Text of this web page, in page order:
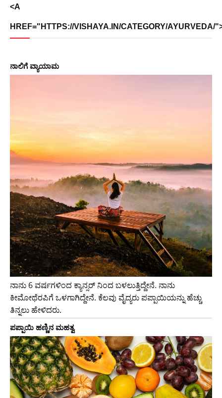
<A
HREF="HTTPS://VISHAYA.IN/CATEGORY/
ನಾಲಿಗೆ ವ್ಯಾಯಾಮ
ನಾನು 6 ವರ್ಷಗಳಿಂದ ಕ್ಯಾನ್ಸರ್ ನಿಂದ ಬಳಲುತ್ತಿದ್ದೇನೆ. ನಾನು
ಕೀಮೋಥೆರಪಿಗೆ ಒಳಗಾಗಿದ್ದೇನೆ. ಕೆಲವು ವೈದ್ಯರು ಪಪ್ಪಾಯಿಯನ್ನು ಹೆಚ್ಚು
ತಿನ್ನಲು ಹೇಳಿದರು.
ಪಪ್ಪಾಯಿ ಹಣ್ಣಿನ ಮಹತ್ವ